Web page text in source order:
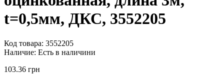
t=0,5мм, ДКС, 3552205
Код товара: 3552205
Наличие: Есть в наличини
103.36 грн